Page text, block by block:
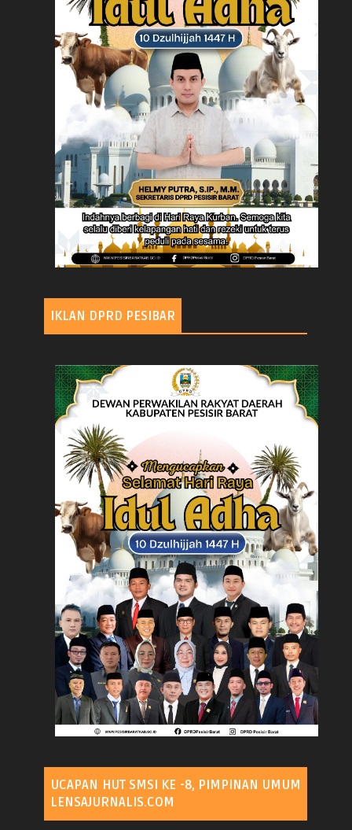
IKLAN DPRD PESIBAR
UCAPAN HUT SMSI KE -8, PIMPINAN UMUM
LENSAJURNALIS.COM